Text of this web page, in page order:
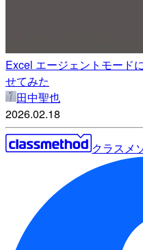
Excel エージェントモード
せてみた
田中聖也
2026.02.18
クラスメ